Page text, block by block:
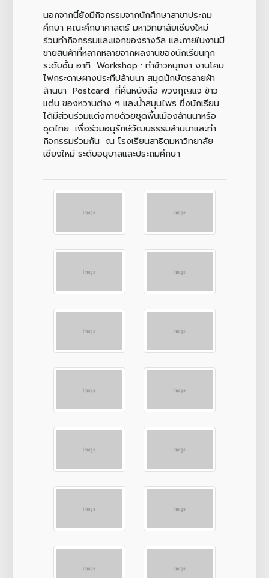
นอกจากนี้ยังมีกิจกรรมจากนักศึกษาสาขาประถม
ศึกษา คณะศึกษาศาสตร์ มหาวิทยาลัยเชียงใหม่
ร่วมทำกิจกรรมและแจกของรางวัล และภายในงานมี
ขายสินค้าที่หลากหลายจากผลงานของนักเรียนทุก
ระดับชั้น อาทิ Workshop : ทำข้าวหนุกงา งานโคม
ไฟกระดาษผางประทีปล้านนา สมุดนักษัตรลายผ้า
ล้านนา Postcard ที่คั่นหนังสือ พวงกุญแจ ข้าว
แต๋น ของหวานต่าง ๆ และน้ำสมุนไพร ซึ่งนักเรียน
ได้มีส่วนร่วมแต่งกายด้วยชุดพื้นเมืองล้านนาหรือ
ชุดไทย เพื่อร่วมอนุรักษ์วัฒนธรรมล้านนาและทำ
กิจกรรมร่วมกัน ณ โรงเรียนสาธิตมหาวิทยาลัย
เชียงใหม่ ระดับอนุบาลและประถมศึกษา